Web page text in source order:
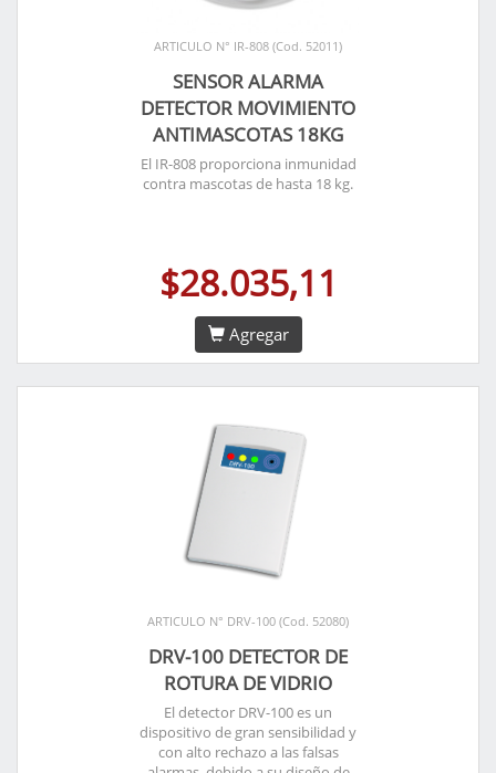
ARTICULO N° IR-808 (Cod. 52011)
SENSOR ALARMA
DETECTOR MOVIMIENTO
ANTIMASCOTAS 18KG
El IR-808 proporciona inmunidad
contra mascotas de hasta 18 kg.
$28.035,11
Agregar
ARTICULO N° DRV-100 (Cod. 52080)
DRV-100 DETECTOR DE
ROTURA DE VIDRIO
El detector DRV-100 es un
dispositivo de gran sensibilidad y
con alto rechazo a las falsas